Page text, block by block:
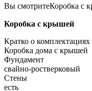
Вы смотритеКоробка с
Коробка с крышей
Кратко о комплектациях
Коробка дома с крышей
Фундамент
свайно-ростверковый
Стены
есть